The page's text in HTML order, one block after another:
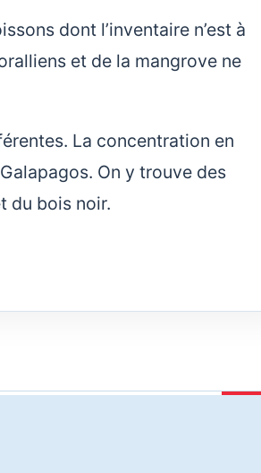
dont l’inventaire n’est à
et de la mangrove ne
La concentration en
On y trouve des
du bois noir.